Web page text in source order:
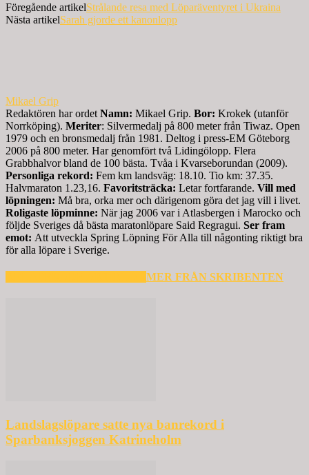
Föregående artikelStrålande resa med Löparäventyret i Ukraina
Nästa artikelSarah gjorde ett kanonlopp
Mikael Grip
Redaktören har ordet Namn: Mikael Grip. Bor: Krokek (utanför
Norrköping). Meriter: Silvermedalj på 800 meter från Tiwaz. Open
1979 och en bronsmedalj från 1981. Deltog i press-EM Göteborg
2006 på 800 meter. Har genomfört två Lidingölopp. Flera
Grabbhalvor bland de 100 bästa. Tvåa i Kvarseborundan (2009).
Personliga rekord: Fem km landsväg: 18.10. Tio km: 37.35.
Halvmaraton 1.23,16. Favoritsträcka: Letar fortfarande. Vill med
löpningen: Må bra, orka mer och därigenom göra det jag vill i livet.
Roligaste löpminne: När jag 2006 var i Atlasbergen i Marocko och
följde Sveriges då bästa maratonlöpare Said Regragui. Ser fram
emot: Att utveckla Spring Löpning För Alla till någonting riktigt bra
för alla löpare i Sverige.
MER FRÅN SKRIBENTEN
Landslagslöpare satte nya banrekord i
Sparbanksjoggen Katrineholm